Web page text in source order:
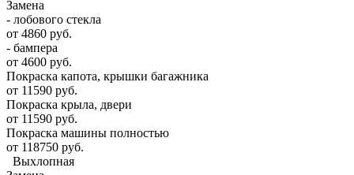
Замена
- лобового стекла
от 4860 руб.
- бампера
от 4600 руб.
Покраска капота, крышки багажника
от 11590 руб.
Покраска крыла, двери
от 11590 руб.
Покраска машины полностью
от 118750 руб.
Выхлопная